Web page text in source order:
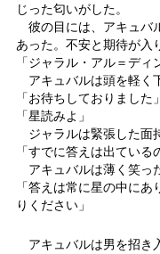
じった匂いがした。
彼の目には、アキュバ
あった。不安と期待が入
「ジャラル・アル＝ディ
アキュバルは頭を軽く
「お待ちしておりました」
「星読みよ」
ジャラルは緊張した面
「すでに答えは出ている
アキュバルは薄く笑っ
「答えは常に星の中にあ
りください」
アキュバルは男を招き